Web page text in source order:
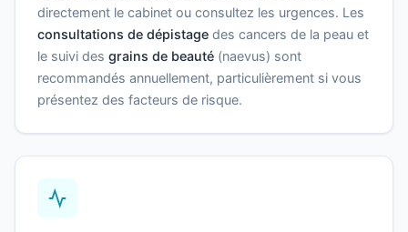
directement le cabinet ou consultez les urgences. Les
consultations de dépistage des cancers de la peau et
le suivi des grains de beauté (naevus) sont
recommandés annuellement, particulièrement si vous
présentez des facteurs de risque.